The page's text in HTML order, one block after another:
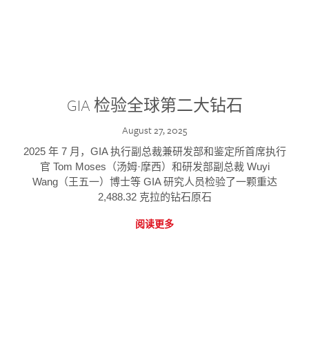
GIA 检验全球第二大钻石
August 27, 2025
2025 年 7 月，GIA 执行副总裁兼研发部和鉴定所首席执行
官 Tom Moses（汤姆·摩西）和研发部副总裁 Wuyi
Wang（王五一）博士等 GIA 研究人员检验了一颗重达
2,488.32 克拉的钻石原石
阅读更多